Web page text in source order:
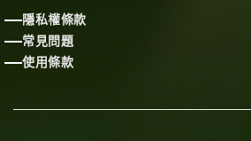
隱私權條款
常見問題
使用條款